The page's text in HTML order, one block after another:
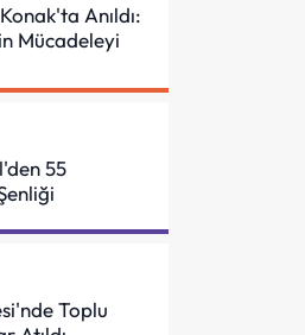
Anıldı:
Mücadeleyi
55
Toplu